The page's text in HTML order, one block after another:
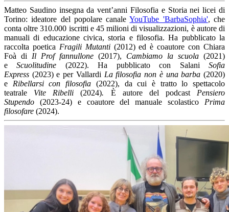
Matteo Saudino insegna da vent’anni Filosofia e Storia nei licei di
Torino: ideatore del popolare canaleYouTube 'BarbaSophia', che
conta oltre 310.000 iscritti e 45 milioni di visualizzazioni, è autore di
manuali di educazione civica, storia e filosofia. Ha pubblicato la
raccolta poetica Fragili Mutanti(2012) ed è coautore con Chiara
Foà di Il Prof fannullone (2017), Cambiamo la scuola (2021)
eScuolitudine (2022). Ha pubblicato con SalaniSofia
Express (2023) e per Vallardi La filosofia non è una barba (2020)
e Ribellarsi con filosofia (2022), da cui è tratto lo spettacolo
teatrale Vite Ribelli (2024). È autore del podcast Pensiero
Stupendo (2023-24) e coautore del manuale scolastico Prima
filosofare (2024).